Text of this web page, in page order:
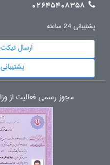
02645408358
پشتیبانی 24 ساعته
ارسال
مجوز رسمی فعالیت از